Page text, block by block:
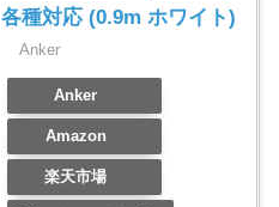
各種対応 (0.9m ホワイト)
Anker
Anker
Amazon
楽天市場